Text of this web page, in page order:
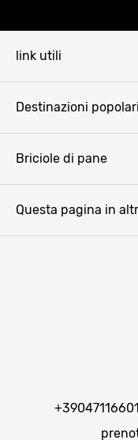
link utili
Destinazioni popolari
Bucarest
Briciole di pane
Questa pagina in